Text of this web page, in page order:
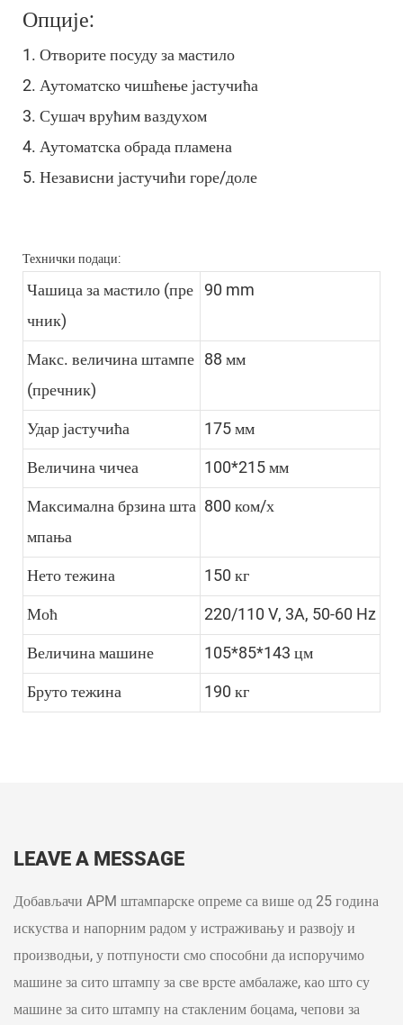
Опције:
1. Отворите посуду за мастило
2. Аутоматско чишћење јастучића
3. Сушач врућим ваздухом
4. Аутоматска обрада пламена
5. Независни јастучићи горе/доле
Технички подаци:
Чашица за мастило (пре
чник)
90 mm
Макс. величина штампе
(пречник)
88 мм
Удар јастучића
175 мм
Величина чичеа
100*215 мм
Максимална брзина шта
мпања
800 ком/х
Нето тежина
150 кг
Моћ
220/110 V, 3A, 50-60 Hz
Величина машине
105*85*143 цм
Бруто тежина
190 кг
LEAVE A MESSAGE
Добављачи APM штампарске опреме са више од 25 година
искуства и напорним радом у истраживању и развоју и
производњи, у потпуности смо способни да испоручимо
машине за сито штампу за све врсте амбалаже, као што су
машине за сито штампу на стакленим боцама, чепови за